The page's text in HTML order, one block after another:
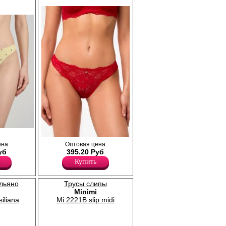
и
с
Трусики танга женские из
высококачественного кружевного полотна с
цветочным рисунком, средней линией
талии, гигиеничной хлопковой ластовицей.
Полиамид 80%
Эластан 20%
Оптовая цена
395.20 Руб
Купить
Трусы слипы
Minimi
Mi 2221B slip midi